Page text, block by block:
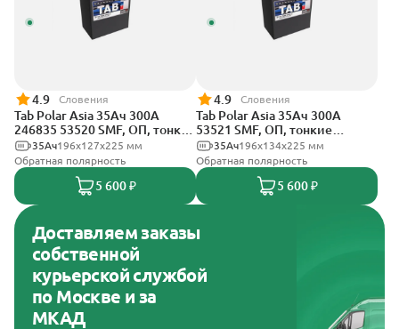
4.9 Словения
Tab Polar Asia 35Ач 300А
246835 53520 SMF, ОП, тонкие
клеммы196x127x225 мм
35Ач
Обратная полярность
5 600 ₽
4.9 Словения
Tab Polar Asia 35Ач 300А
53521 SMF, ОП, тонкие
клеммы196x134x225 мм
35Ач
Обратная полярность
5 600 ₽
Доставляем заказы
собственной
курьерской службой
по Москве и за
МКАД